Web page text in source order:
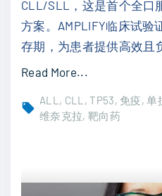
抑
制
药
指
生
可
除
梭
形
细
CLL/SLL，这是首个全口
方案。AMPLIFY临床试验
存期，为患者提供高效且
Read More..."
卡
ALL CLL TP53 免疫 单
维奈克拉 靶向药